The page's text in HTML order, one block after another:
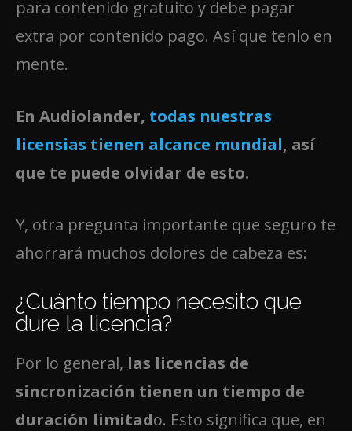
para contenido gratuito y debe pagar
extra por contenido pago. Así que tenlo en
mente.
En Audiolander, todas nuestras
licensias tienen alcance mundial, así
que te puede olvidar de esto.
Y, otra pregunta importante que seguro te
ahorrará muchos dolores de cabeza es:
¿Cuánto tiempo necesito que
dure la licencia?
Por lo general, las licencias de
sincronización tienen un tiempo de
duración limitado. Esto significa que, en